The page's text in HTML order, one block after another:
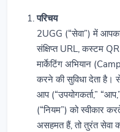
परिचय
2UGG (“सेवा”) में
संक्षिप्त URL, कस्टम
मार्केटिंग अभियान
करने की सुविधा देता है।
आप (“उपयोगकर्ता,”
(“नियम”) को स्वीकार
असहमत हैं, तो तुरंत सेवा